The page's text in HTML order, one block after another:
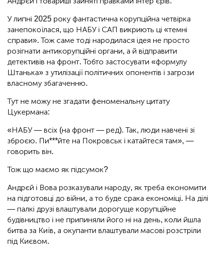
У липні 2025 року фантастична корупційна четвірка
занепокоїлася, що НАБУ і САП викриють ці «темні
справи». Тож саме тоді народилася ідея не просто
розігнати антикорупційні органи, а й відправити
детективів на фронт. Тобто застосувати «формулу
Штанька» з утилізації політичних опонентів і загрози
власному збагаченню.
Тут не можу не згадати феноменальну цитату
Цукермана:
«НАБУ — всіх (на фронт — ред). Так, люди навчені зі
зброєю. Пи***йте на Покровськ і катайтеся там», —
говорить він.
Тож що маємо як підсумок?
Андрєй і Вова розказували народу, як треба економити
на підготовці до війни, а то буде срака економіці. На ділі
— палкі друзі влаштували дорогуще корупційне
будівництво і не припиняли його ні на день, коли йшла
битва за Київ, а окупанти влаштували масові розстріли
під Києвом.